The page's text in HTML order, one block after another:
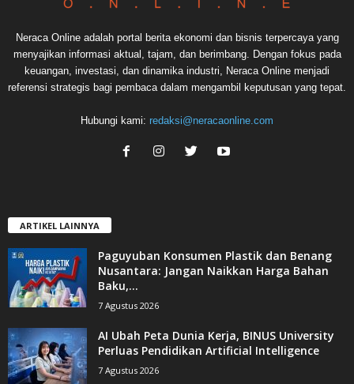
Neraca Online adalah portal berita ekonomi dan bisnis terpercaya yang
menyajikan informasi aktual, tajam, dan berimbang. Dengan fokus pada
keuangan, investasi, dan dinamika industri, Neraca Online menjadi
referensi strategis bagi pembaca dalam mengambil keputusan yang tepat.
Hubungi kami: redaksi@neracaonline.com
ARTIKEL LAINNYA
Paguyuban Konsumen Plastik dan Benang
Nusantara: Jangan Naikkan Harga Bahan
Baku,...
7 Agustus 2026
AI Ubah Peta Dunia Kerja, BINUS University
Perluas Pendidikan Artificial Intelligence
7 Agustus 2026